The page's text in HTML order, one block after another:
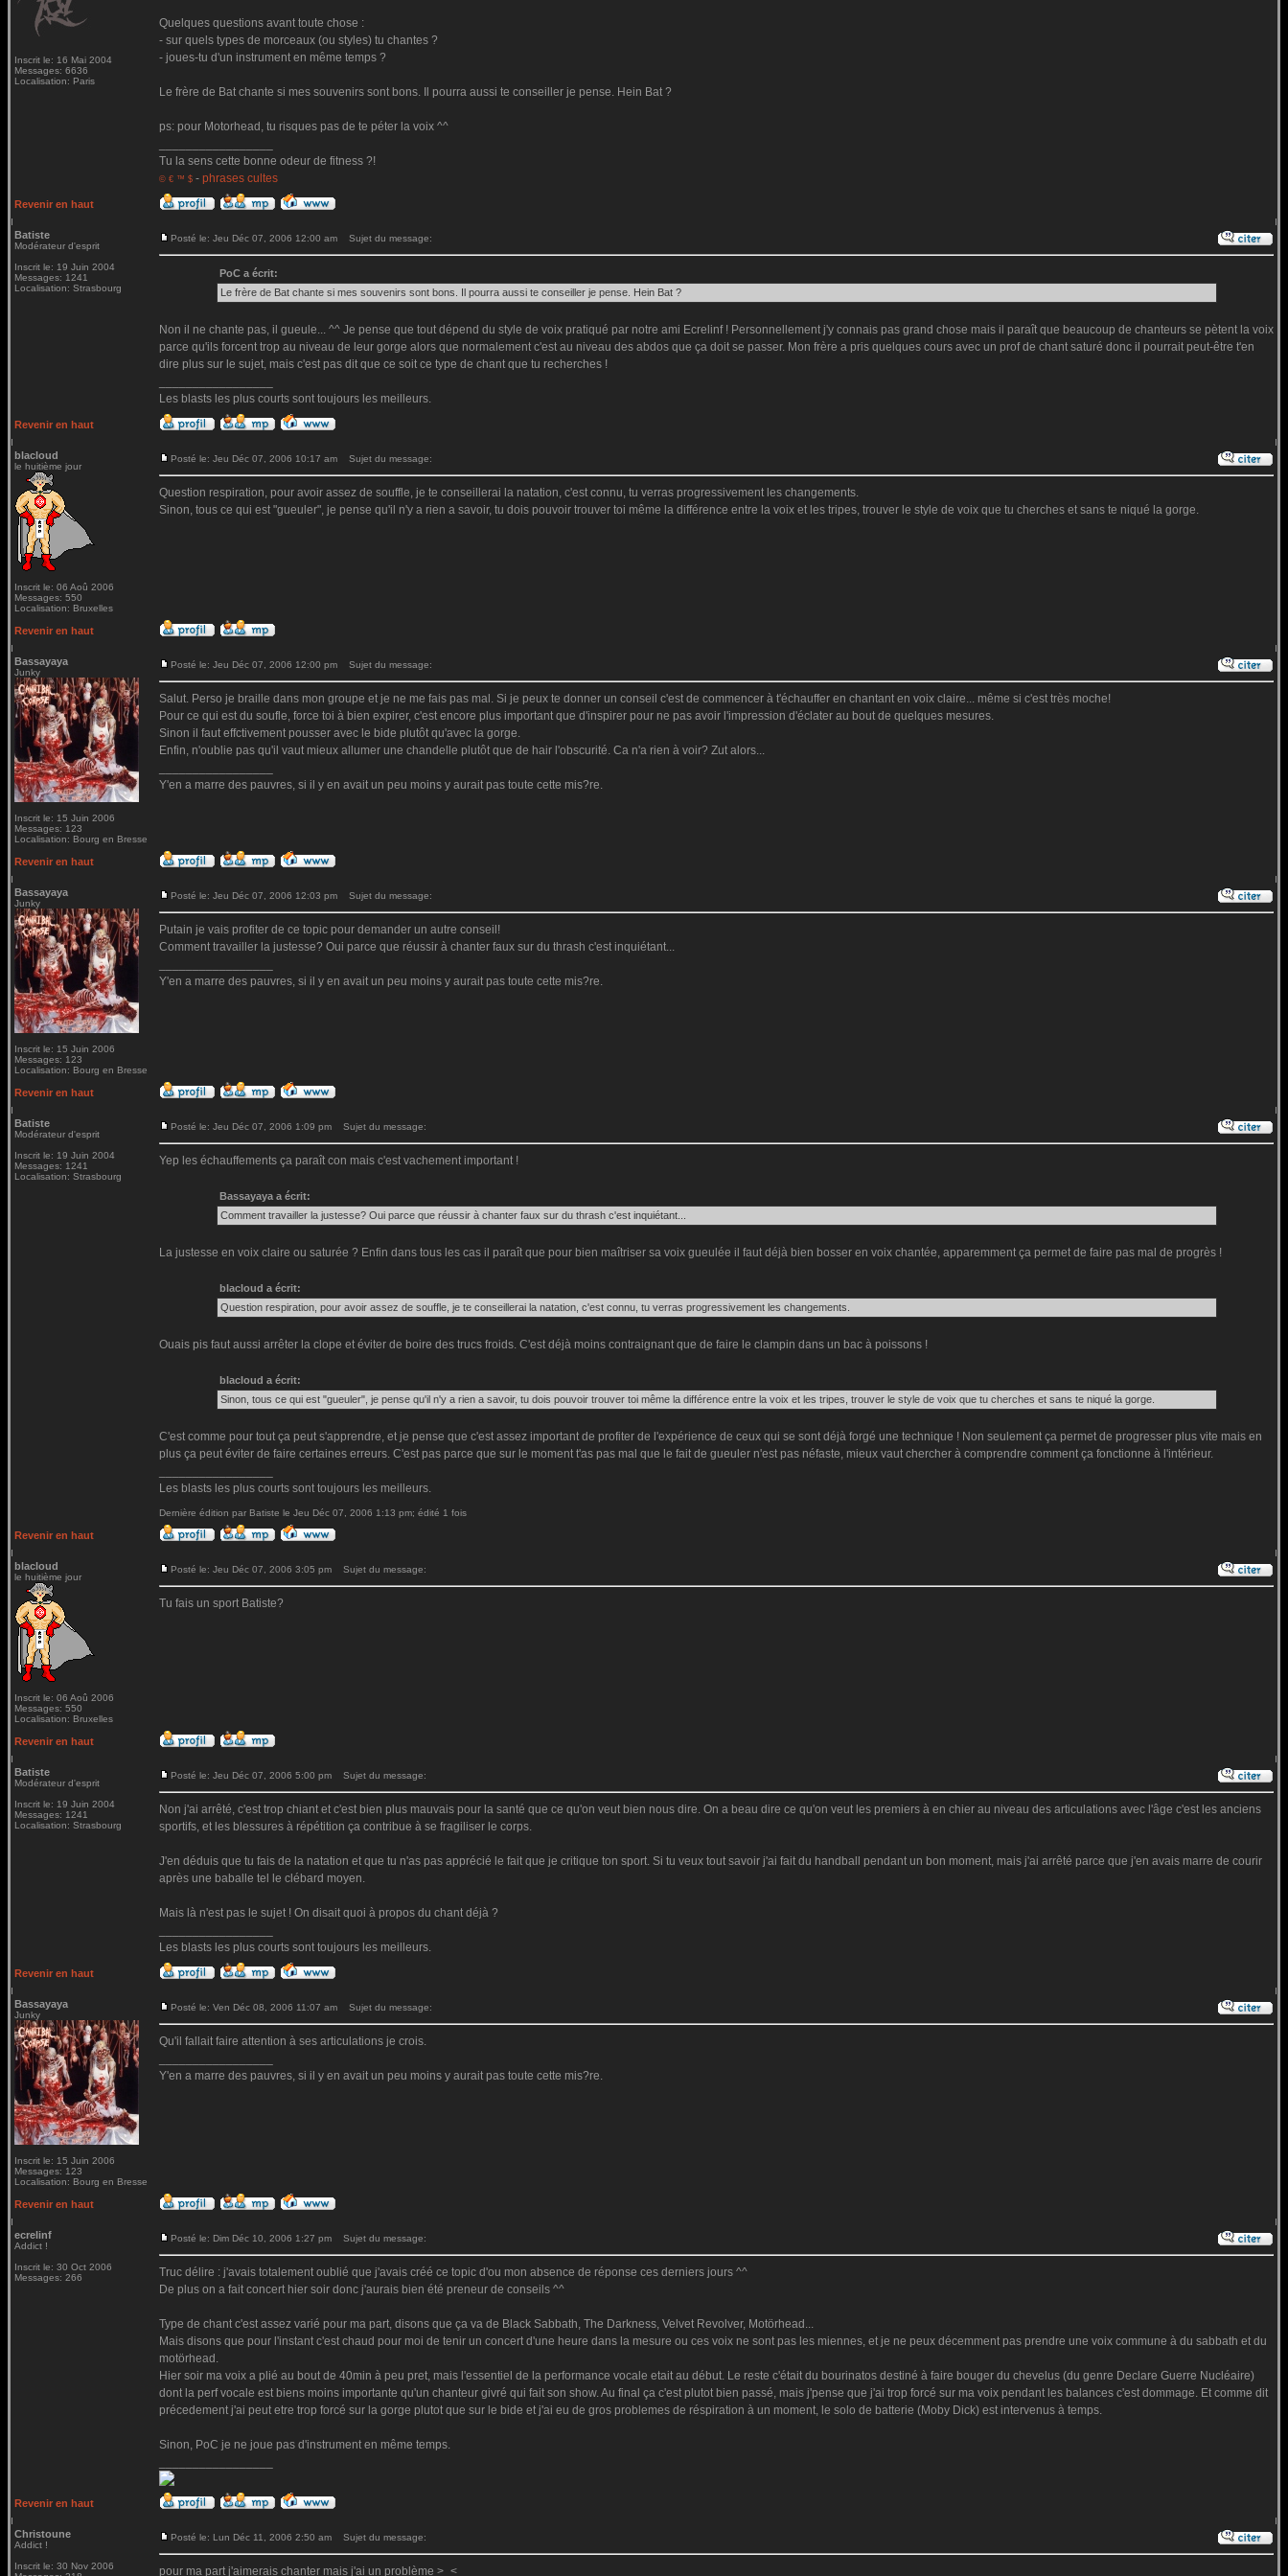
Inscrit le: 16 Mai 2004
Messages: 6636
Localisation: Paris
Quelques questions avant toute chose :
- sur quels types de morceaux (ou styles) tu chantes ?
- joues-tu d'un instrument en même temps ?
Le frère de Bat chante si mes souvenirs sont bons. Il pourra aussi te conseiller je pense. Hein Bat ?
ps: pour Motorhead, tu risques pas de te péter la voix ^^
Tu la sens cette bonne odeur de fitness ?!
© € ™ $ - phrases cultes
Revenir en haut
Batiste
Modérateur d'esprit
Inscrit le: 19 Juin 2004
Messages: 1241
Localisation: Strasbourg
Posté le: Jeu Déc 07, 2006 12:00 am Sujet du message:
PoC a écrit:
Le frère de Bat chante si mes souvenirs sont bons. Il pourra aussi te conseiller je pense. Hein Bat ?
Non il ne chante pas, il gueule... ^^ Je pense que tout dépend du style de voix pratiqué par notre ami Ecrelinf ! Personnellement j'y connais pas grand chose mais il paraît que beaucoup de chanteurs se pètent la voix
parce qu'ils forcent trop au niveau de leur gorge alors que normalement c'est au niveau des abdos que ça doit se passer. Mon frère a pris quelques cours avec un prof de chant saturé donc il pourrait peut-être t'en
dire plus sur le sujet, mais c'est pas dit que ce soit ce type de chant que tu recherches !
Les blasts les plus courts sont toujours les meilleurs.
Revenir en haut
blacloud
le huitième jour
Inscrit le: 06 Aoû 2006
Messages: 550
Localisation: Bruxelles
Posté le: Jeu Déc 07, 2006 10:17 am Sujet du message:
Question respiration, pour avoir assez de souffle, je te conseillerai la natation, c'est connu, tu verras progressivement les changements.
Sinon, tous ce qui est "gueuler", je pense qu'il n'y a rien a savoir, tu dois pouvoir trouver toi même la différence entre la voix et les tripes, trouver le style de voix que tu cherches et sans te niqué la gorge.
Revenir en haut
Bassayaya
Junky
Inscrit le: 15 Juin 2006
Messages: 123
Localisation: Bourg en Bresse
Posté le: Jeu Déc 07, 2006 12:00 pm Sujet du message:
Salut. Perso je braille dans mon groupe et je ne me fais pas mal. Si je peux te donner un conseil c'est de commencer à t'échauffer en chantant en voix claire... même si c'est très moche!
Pour ce qui est du soufle, force toi à bien expirer, c'est encore plus important que d'inspirer pour ne pas avoir l'impression d'éclater au bout de quelques mesures.
Sinon il faut effctivement pousser avec le bide plutôt qu'avec la gorge.
Enfin, n'oublie pas qu'il vaut mieux allumer une chandelle plutôt que de hair l'obscurité. Ca n'a rien à voir? Zut alors...
Y'en a marre des pauvres, si il y en avait un peu moins y aurait pas toute cette mis?re.
Revenir en haut
Bassayaya
Junky
Inscrit le: 15 Juin 2006
Messages: 123
Localisation: Bourg en Bresse
Posté le: Jeu Déc 07, 2006 12:03 pm Sujet du message:
Putain je vais profiter de ce topic pour demander un autre conseil!
Comment travailler la justesse? Oui parce que réussir à chanter faux sur du thrash c'est inquiétant...
Y'en a marre des pauvres, si il y en avait un peu moins y aurait pas toute cette mis?re.
Revenir en haut
Batiste
Modérateur d'esprit
Inscrit le: 19 Juin 2004
Messages: 1241
Localisation: Strasbourg
Posté le: Jeu Déc 07, 2006 1:09 pm Sujet du message:
Yep les échauffements ça paraît con mais c'est vachement important !
Bassayaya a écrit:
Comment travailler la justesse? Oui parce que réussir à chanter faux sur du thrash c'est inquiétant...
La justesse en voix claire ou saturée ? Enfin dans tous les cas il paraît que pour bien maîtriser sa voix gueulée il faut déjà bien bosser en voix chantée, apparemment ça permet de faire pas mal de progrès !
blacloud a écrit:
Question respiration, pour avoir assez de souffle, je te conseillerai la natation, c'est connu, tu verras progressivement les changements.
Ouais pis faut aussi arrêter la clope et éviter de boire des trucs froids. C'est déjà moins contraignant que de faire le clampin dans un bac à poissons !
blacloud a écrit:
Sinon, tous ce qui est "gueuler", je pense qu'il n'y a rien a savoir, tu dois pouvoir trouver toi même la différence entre la voix et les tripes, trouver le style de voix que tu cherches et sans te niqué la gorge.
C'est comme pour tout ça peut s'apprendre, et je pense que c'est assez important de profiter de l'expérience de ceux qui se sont déjà forgé une technique ! Non seulement ça permet de progresser plus vite mais en
plus ça peut éviter de faire certaines erreurs. C'est pas parce que sur le moment t'as pas mal que le fait de gueuler n'est pas néfaste, mieux vaut chercher à comprendre comment ça fonctionne à l'intérieur.
Les blasts les plus courts sont toujours les meilleurs.
Dernière édition par Batiste le Jeu Déc 07, 2006 1:13 pm; édité 1 fois
Revenir en haut
blacloud
le huitième jour
Inscrit le: 06 Aoû 2006
Messages: 550
Localisation: Bruxelles
Posté le: Jeu Déc 07, 2006 3:05 pm Sujet du message:
Tu fais un sport Batiste?
Revenir en haut
Batiste
Modérateur d'esprit
Inscrit le: 19 Juin 2004
Messages: 1241
Localisation: Strasbourg
Posté le: Jeu Déc 07, 2006 5:00 pm Sujet du message:
Non j'ai arrêté, c'est trop chiant et c'est bien plus mauvais pour la santé que ce qu'on veut bien nous dire. On a beau dire ce qu'on veut les premiers à en chier au niveau des articulations avec l'âge c'est les anciens
sportifs, et les blessures à répétition ça contribue à se fragiliser le corps.
J'en déduis que tu fais de la natation et que tu n'as pas apprécié le fait que je critique ton sport. Si tu veux tout savoir j'ai fait du handball pendant un bon moment, mais j'ai arrêté parce que j'en avais marre de courir
après une baballe tel le clébard moyen.
Mais là n'est pas le sujet ! On disait quoi à propos du chant déjà ?
Les blasts les plus courts sont toujours les meilleurs.
Revenir en haut
Bassayaya
Junky
Inscrit le: 15 Juin 2006
Messages: 123
Localisation: Bourg en Bresse
Posté le: Ven Déc 08, 2006 11:07 am Sujet du message:
Qu'il fallait faire attention à ses articulations je crois.
Y'en a marre des pauvres, si il y en avait un peu moins y aurait pas toute cette mis?re.
Revenir en haut
ecrelinf
Addict !
Inscrit le: 30 Oct 2006
Messages: 266
Posté le: Dim Déc 10, 2006 1:27 pm Sujet du message:
Truc délire : j'avais totalement oublié que j'avais créé ce topic d'ou mon absence de réponse ces derniers jours ^^
De plus on a fait concert hier soir donc j'aurais bien été preneur de conseils ^^
Type de chant c'est assez varié pour ma part, disons que ça va de Black Sabbath, The Darkness, Velvet Revolver, Motörhead...
Mais disons que pour l'instant c'est chaud pour moi de tenir un concert d'une heure dans la mesure ou ces voix ne sont pas les miennes, et je ne peux décemment pas prendre une voix commune à du sabbath et du
motörhead.
Hier soir ma voix a plié au bout de 40min à peu pret, mais l'essentiel de la performance vocale etait au début. Le reste c'était du bourinatos destiné à faire bouger du chevelus (du genre Declare Guerre Nucléaire)
dont la perf vocale est biens moins importante qu'un chanteur givré qui fait son show. Au final ça c'est plutot bien passé, mais j'pense que j'ai trop forcé sur ma voix pendant les balances c'est dommage. Et comme dit
précedement j'ai peut etre trop forcé sur la gorge plutot que sur le bide et j'ai eu de gros problemes de réspiration à un moment, le solo de batterie (Moby Dick) est intervenus à temps.
Sinon, PoC je ne joue pas d'instrument en même temps.
Revenir en haut
Christoune
Addict !
Inscrit le: 30 Nov 2006
Posté le: Lun Déc 11, 2006 2:50 am Sujet du message:
pour ma part j'aimerais chanter mais j'ai un problème >_<